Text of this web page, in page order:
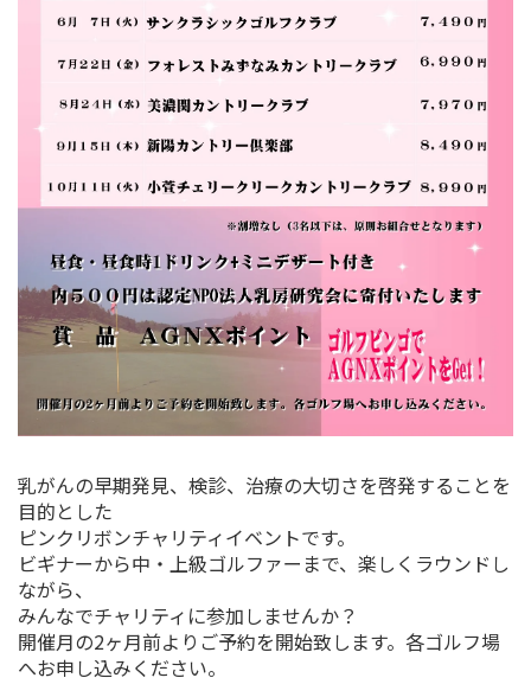
乳がんの早期発見、検診、治療の大切さを啓発することを
目的とした
ピンクリボンチャリティイベントです。
ビギナーから中・上級ゴルファーまで、楽しくラウンドし
ながら、
みんなでチャリティに参加しませんか？
開催月の2ヶ月前よりご予約を開始致します。各ゴルフ場
へお申し込みください。